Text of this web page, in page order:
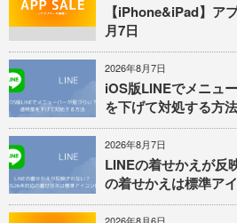
【iPhone&iPad】ア
月7日
2026年8月7日
iOS版LINEでメニュ
を下げて対処する方法
2026年8月7日
LINEの着せかえが反
の着せかえは標準ア
2026年8月6日